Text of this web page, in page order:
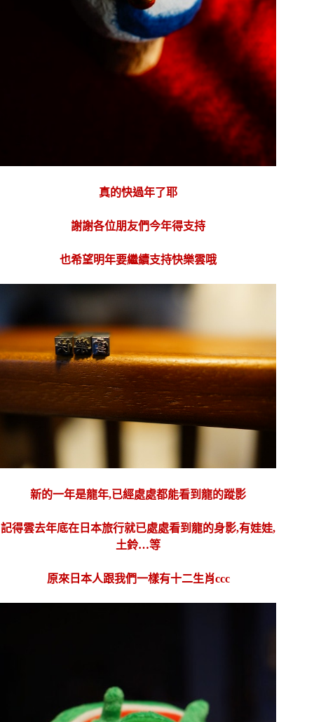
真的快過年了耶
謝謝各位朋友們今年得支持
也希望明年要繼續支持快樂雲哦
新的一年是龍年,已經處處都能看到龍的蹤影
記得雲去年底在日本旅行就已處處看到龍的身影,有娃娃,
土鈴…等
原來日本人跟我們一樣有十二生肖ccc